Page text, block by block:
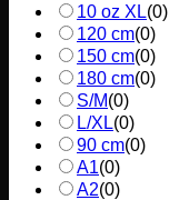
10 oz XL(0)
120 cm(0)
150 cm(0)
180 cm(0)
S/M(0)
L/XL(0)
90 cm(0)
A1(0)
A2(0)